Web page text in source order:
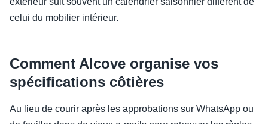
celui du mobilier intérieur.
Comment Alcove organise vos
spécifications côtières
Au lieu de courir après les approbations sur WhatsApp ou